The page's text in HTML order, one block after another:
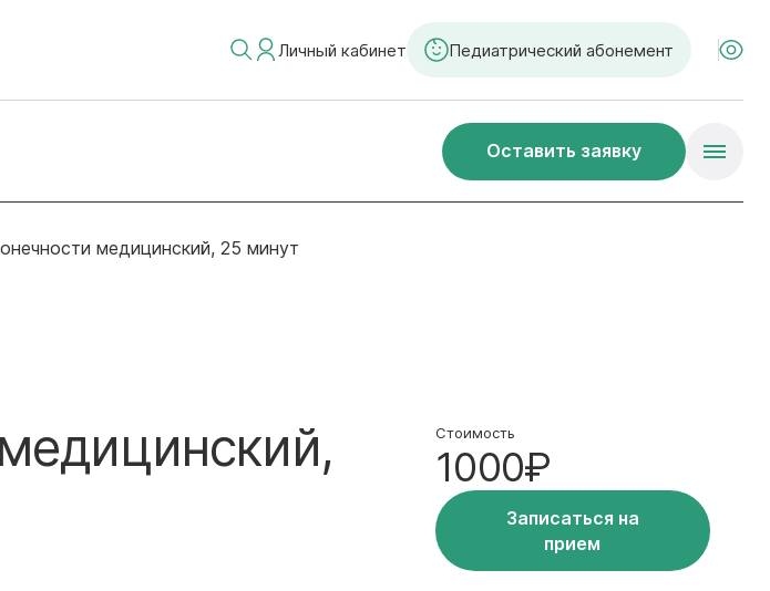
Личный кабинет Педиатрический абонемент
Оставить заявку
медицинский, 25 минут
Стоимость
1000₽
Записаться на
прием